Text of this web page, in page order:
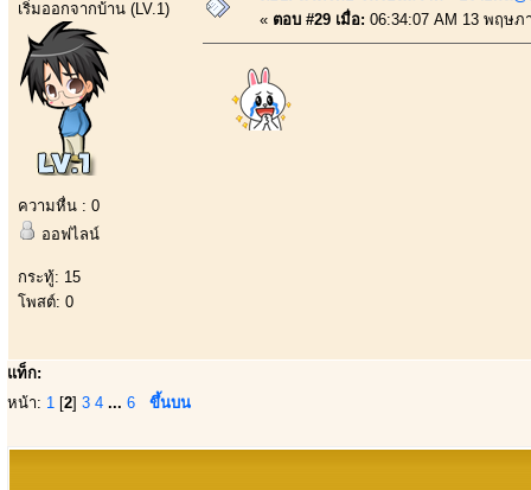
เริ่มออกจากบ้าน (LV.1)
ความหื่น : 0
ออฟไลน์
กระทู้: 15
โพสต์: 0
« ตอบ #29 เมื่อ: 06:34:07 AM 13 พฤษภ
แท็ก:
หน้า: 1 [2] 3 4 ... 6 ขึ้นบน